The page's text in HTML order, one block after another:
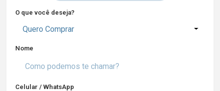
O que você deseja?
Quero Comprar
Nome
Celular / WhatsApp